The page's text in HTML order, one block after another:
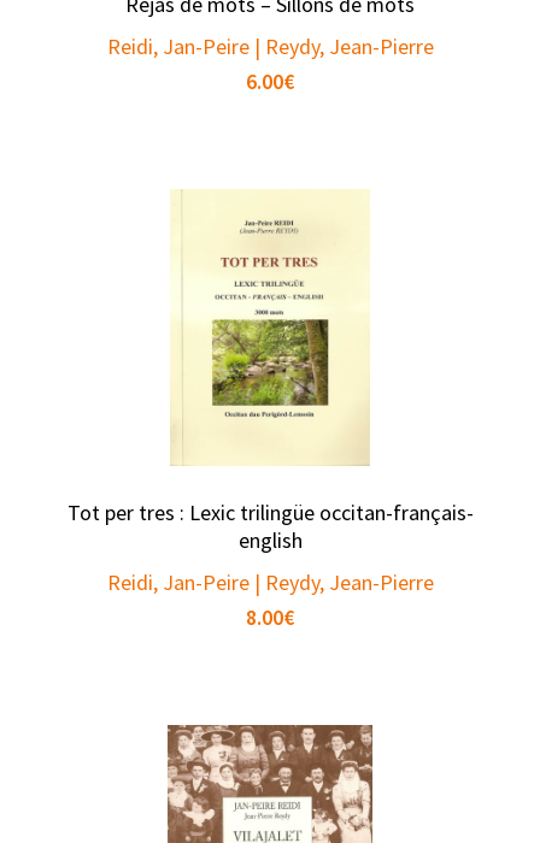
Reidi, Jan-Peire | Reydy, Jean-Pierre
6.00€
Tot per tres : Lexic trilingüe occitan-français-
english
Reidi, Jan-Peire | Reydy, Jean-Pierre
8.00€